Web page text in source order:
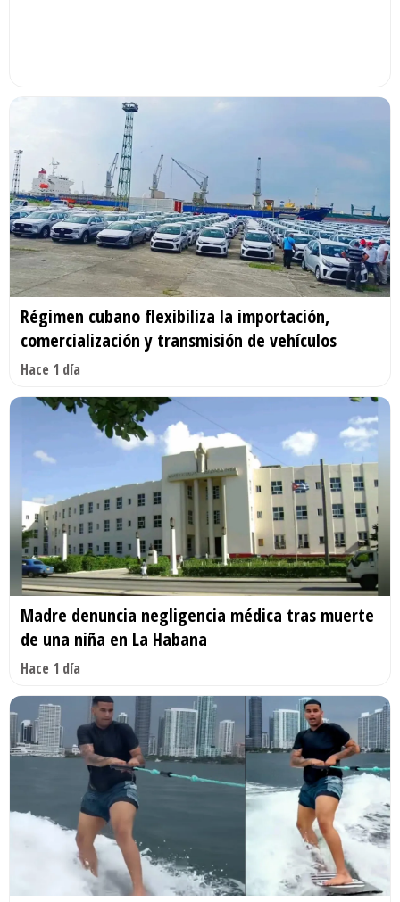
Régimen cubano flexibiliza la importación,
comercialización y transmisión de vehículos
Hace 1 día
Madre denuncia negligencia médica tras muerte
de una niña en La Habana
Hace 1 día